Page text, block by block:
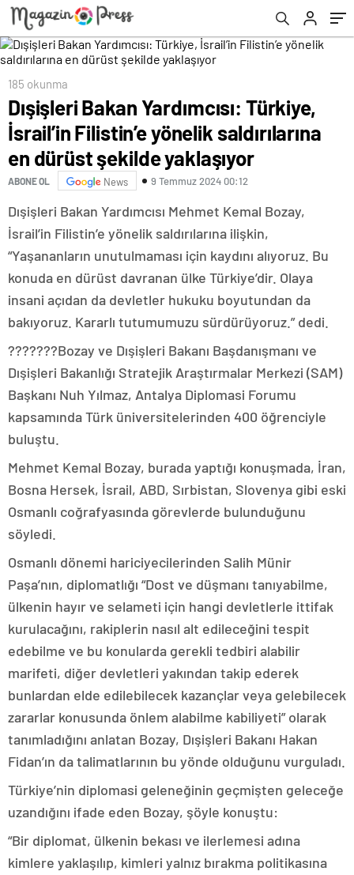
şekilde yaklaşıyor
185 okunma
Dışişleri Bakan Yardımcısı: Türkiye,
İsrail’in Filistin’e yönelik saldırılarına
en dürüst şekilde yaklaşıyor
ABONE OL News 9 Temmuz 2024 00:12
Dışişleri Bakan Yardımcısı Mehmet Kemal Bozay,
İsrail’in Filistin’e yönelik saldırılarına ilişkin,
“Yaşananların unutulmaması için kaydını alıyoruz. Bu
konuda en dürüst davranan ülke Türkiye’dir. Olaya
insani açıdan da devletler hukuku boyutundan da
bakıyoruz. Kararlı tutumumuzu sürdürüyoruz.” dedi.
???????Bozay ve Dışişleri Bakanı Başdanışmanı ve
Dışişleri Bakanlığı Stratejik Araştırmalar Merkezi (SAM)
Başkanı Nuh Yılmaz, Antalya Diplomasi Forumu
kapsamında Türk üniversitelerinden 400 öğrenciyle
buluştu.
Mehmet Kemal Bozay, burada yaptığı konuşmada, İran,
Bosna Hersek, İsrail, ABD, Sırbistan, Slovenya gibi eski
Osmanlı coğrafyasında görevlerde bulunduğunu
söyledi.
Osmanlı dönemi hariciyecilerinden Salih Münir
Paşa’nın, diplomatlığı “Dost ve düşmanı tanıyabilme,
ülkenin hayır ve selameti için hangi devletlerle ittifak
kurulacağını, rakiplerin nasıl alt edileceğini tespit
edebilme ve bu konularda gerekli tedbiri alabilir
marifeti, diğer devletleri yakından takip ederek
bunlardan elde edilebilecek kazançlar veya gelebilecek
zararlar konusunda önlem alabilme kabiliyeti” olarak
tanımladığını anlatan Bozay, Dışişleri Bakanı Hakan
Fidan’ın da talimatlarının bu yönde olduğunu vurguladı.
Türkiye’nin diplomasi geleneğinin geçmişten geleceğe
uzandığını ifade eden Bozay, şöyle konuştu:
“Bir diplomat, ülkenin bekası ve ilerlemesi adına
kimlere yaklaşılıp, kimleri yalnız bırakma politikasına